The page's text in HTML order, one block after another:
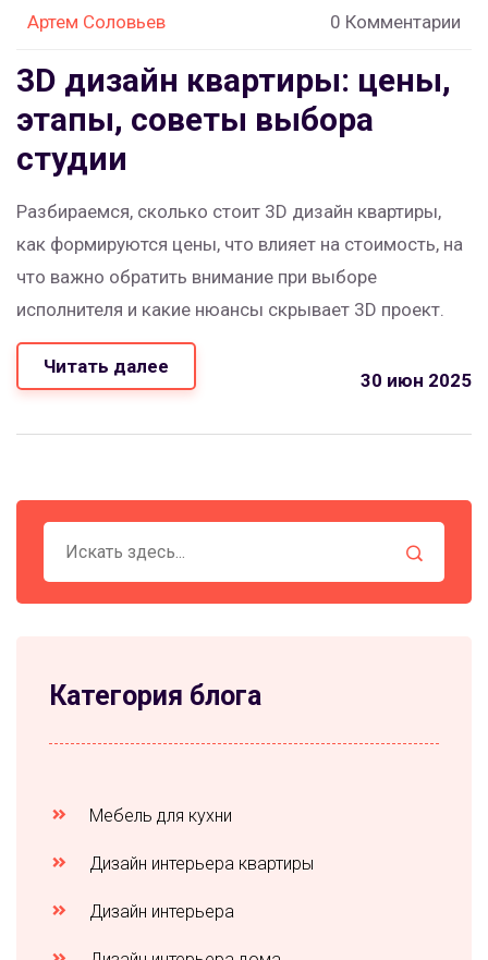
Артем Соловьев 0 Комментарии
3D дизайн квартиры: цены,
этапы, советы выбора
студии
Разбираемся, сколько стоит 3D дизайн квартиры,
как формируются цены, что влияет на стоимость, на
что важно обратить внимание при выборе
исполнителя и какие нюансы скрывает 3D проект.
Читать далее
30 июн 2025
Категория блога
Мебель для кухни
Дизайн интерьера квартиры
Дизайн интерьера